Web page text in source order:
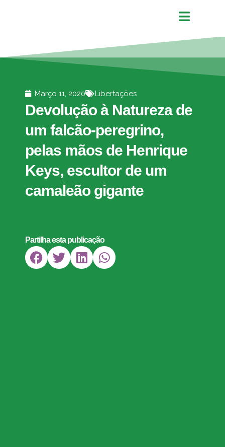
Março 11, 2020 Libertações
Devolução à Natureza de
um falcão-peregrino,
pelas mãos de Henrique
Keys, escultor de um
camaleão gigante
Partilha esta publicação